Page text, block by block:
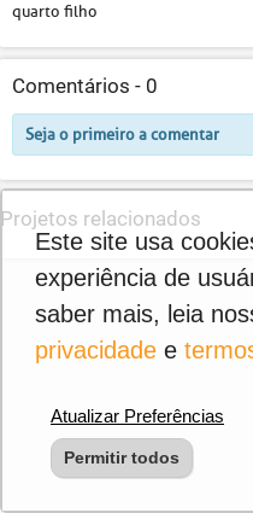
quarto filho
Comentários - 0
Seja o primeiro a comentar
Projetos relacionados
Este site usa
experiência de
saber mais, leia
privacidadee
Atualizar Preferências
Permitir todos